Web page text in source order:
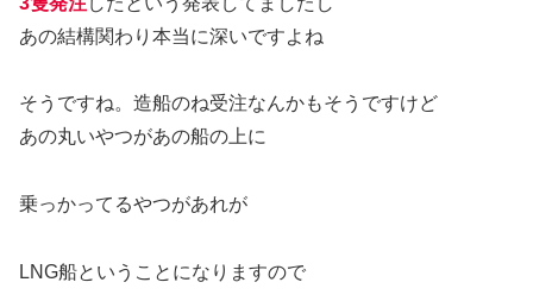
あの結構関わり本当に深いですよね
そうですね。造船のね受注なんかもそうですけど
あの丸いやつがあの船の上に
乗っかってるやつがあれが
LNG船ということになりますので